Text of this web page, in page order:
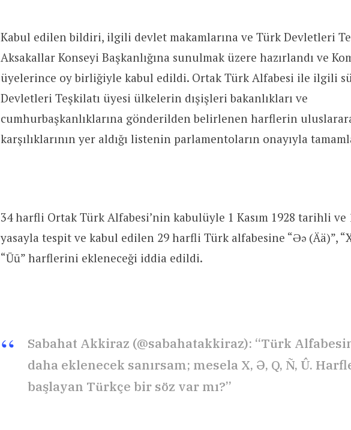
Kabul edilen bildiri, ilgili devlet makamlarına ve Türk Devletleri
Aksakallar Konseyi Başkanlığına sunulmak üzere hazırlandı ve
üyelerince oy birliğiyle kabul edildi. Ortak Türk Alfabesi ile ilgili
Devletleri Teşkilatı üyesi ülkelerin dışişleri bakanlıkları ve
cumhurbaşkanlıklarına gönderilden belirlenen harflerin
karşılıklarının yer aldığı listenin parlamentoların onayıyla
34 harfli Ortak Türk Alfabesi’nin kabulüyle 1 Kasım 1928 tarihli ve
yasayla tespit ve kabul edilen 29 harfli Türk alfabesine “Əǝ (Ää)”,
“Ūū” harflerini ekleneceği iddia edildi.
Sabahat Akkiraz (@sabahatakkiraz): “Türk
daha eklenecek sanırsam; mesela X, Ə, Q, Ñ, Û.
başlayan Türkçe bir söz var mı?”